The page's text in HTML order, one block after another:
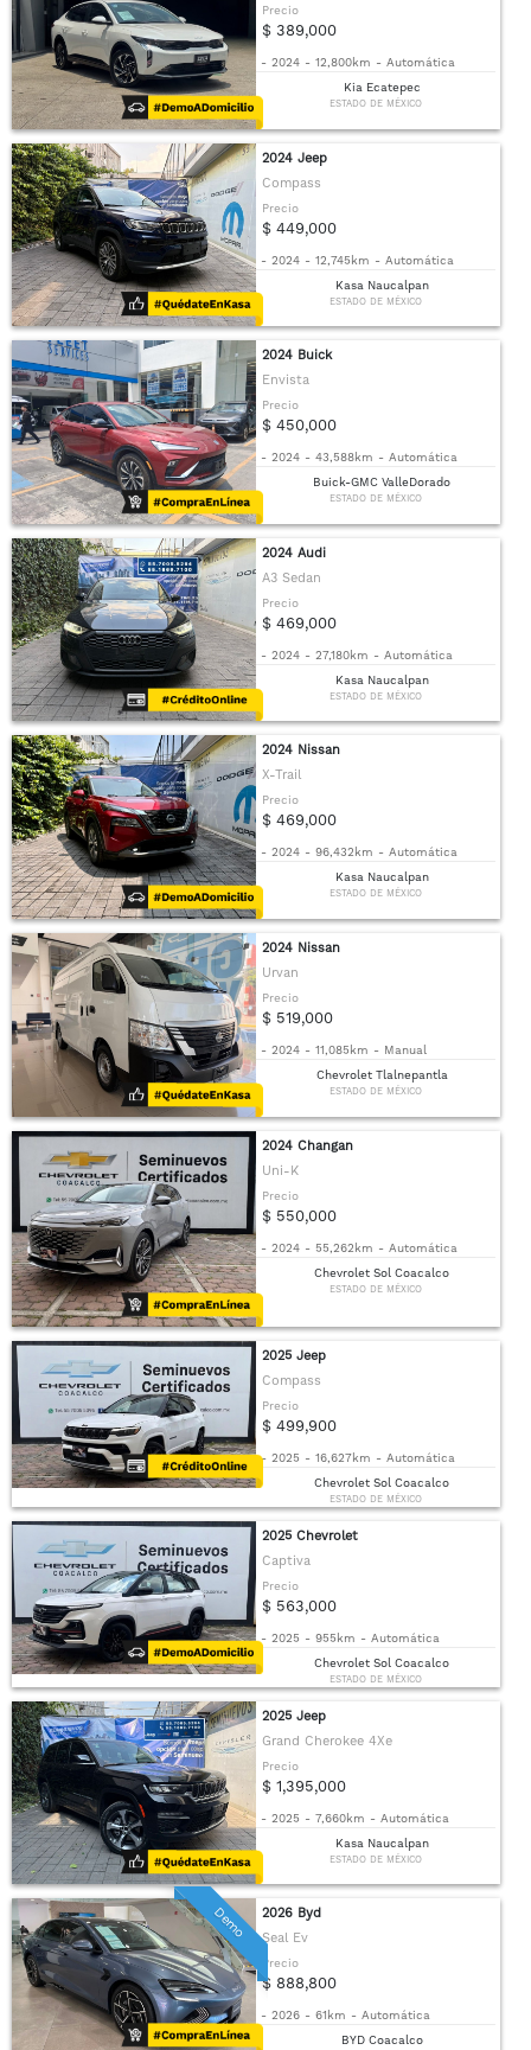
Precio
$ 389,000
- 2024 - 12,800km - Automática
Kia Ecatepec
ESTADO DE MÉXICO
2024 Jeep
Compass
Precio
$ 449,000
- 2024 - 12,745km - Automática
Kasa Naucalpan
ESTADO DE MÉXICO
2024 Buick
Envista
Precio
$ 450,000
- 2024 - 43,588km - Automática
Buick-GMC ValleDorado
ESTADO DE MÉXICO
2024 Audi
A3 Sedan
Precio
$ 469,000
- 2024 - 27,180km - Automática
Kasa Naucalpan
ESTADO DE MÉXICO
2024 Nissan
X-Trail
Precio
$ 469,000
- 2024 - 96,432km - Automática
Kasa Naucalpan
ESTADO DE MÉXICO
2024 Nissan
Urvan
Precio
$ 519,000
- 2024 - 11,085km - Manual
Chevrolet Tlalnepantla
ESTADO DE MÉXICO
2024 Changan
Uni-K
Precio
$ 550,000
- 2024 - 55,262km - Automática
Chevrolet Sol Coacalco
ESTADO DE MÉXICO
2025 Jeep
Compass
Precio
$ 499,900
- 2025 - 16,627km - Automática
Chevrolet Sol Coacalco
ESTADO DE MÉXICO
2025 Chevrolet
Captiva
Precio
$ 563,000
- 2025 - 955km - Automática
Chevrolet Sol Coacalco
ESTADO DE MÉXICO
2025 Jeep
Grand Cherokee 4Xe
Precio
$ 1,395,000
- 2025 - 7,660km - Automática
Kasa Naucalpan
ESTADO DE MÉXICO
Demo
2026 Byd
Seal Ev
Precio
$ 888,800
- 2026 - 61km - Automática
BYD Coacalco